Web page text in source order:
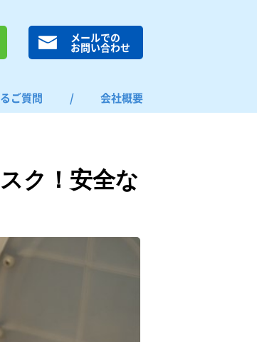
メールでの
お問い合わせ
ご質問 / 会社概要
ク！安全な